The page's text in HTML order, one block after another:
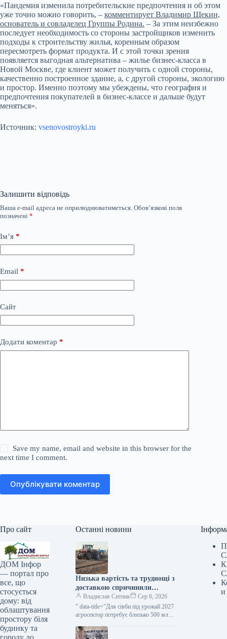
«Пандемия изменила потребительские предпочтения и об этом
уже точно можно говорить, – комментирует Владимир Щекин,
основатель и совладелец Группы Родина. – За этим неизбежно
последует необходимость со стороны застройщиков изменить
подходы к строительству жилья, коренным образом
пересмотреть формат продукта. И с этой точки зрения
появляется выгодная альтернатива – жилье бизнес-класса в
Новой Москве, где клиент может получить с одной стороны,
качественно построенное здание, а, с другой стороны, экологию
и простор. Именно поэтому мы убеждены, что география и
предпочтения покупателей в бизнес-классе и дальше будут
меняться».
Источник: vsenovostroyki.ru
Залишити відповідь
Ваша e-mail адреса не оприлюднюватиметься. Обов’язкові поля
позначені *
Ім’я *
Email *
Сайт
Додати коментар *
Save my name, email and website in this browser for the
next time I comment.
Опублікувати коментар
Про сайт
ДОМ Інфор
— портал про
все, що
стосується
дому: від
облаштування
простору біля
будинку та
городу до
Останні новини
Низька вартість та труднощі з
доставкою спричинили
зростання потреби фермерів у
вільних грошах — ВАР —
КУРКУЛЬ
Владислав Ситник
Сер 6, 2026
” data-title=”Для сівби під урожай 2027
агросектор потребує близько 500 млрд
и